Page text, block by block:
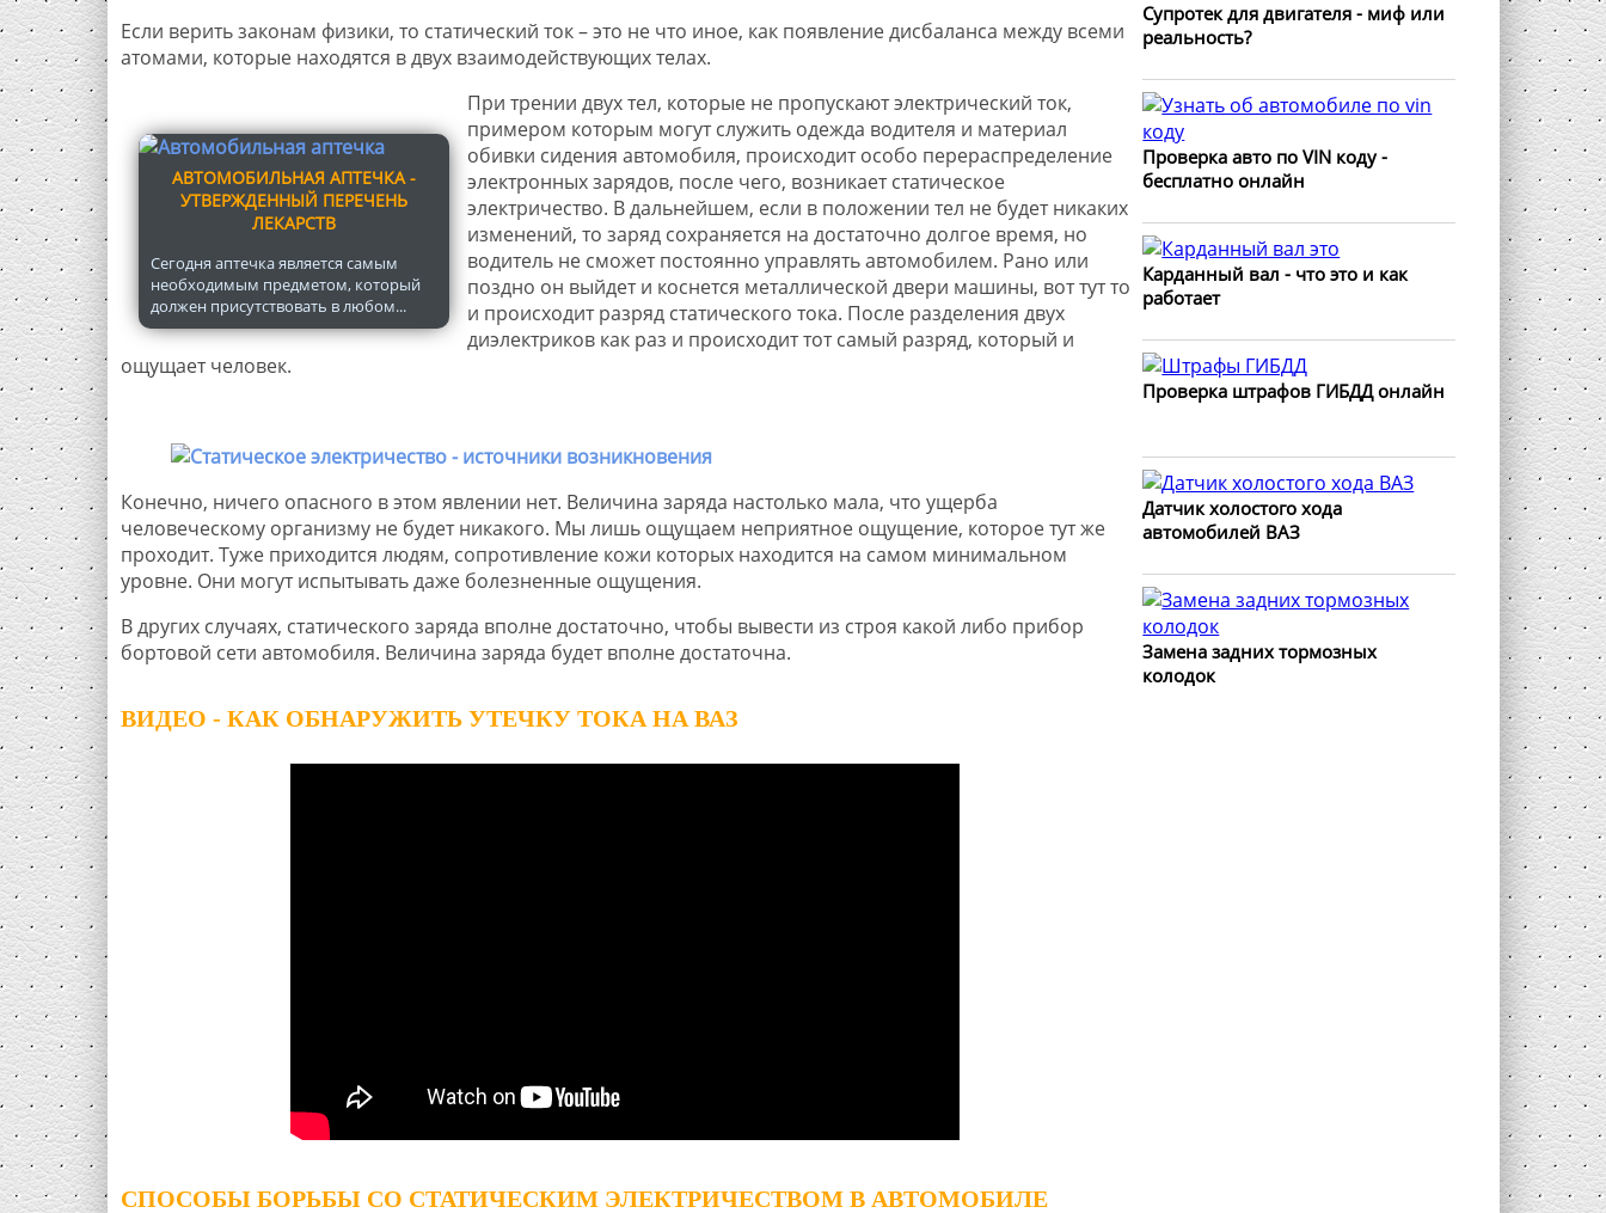
Если верить законам физики, то статический ток – это не что иное, как появление дисбаланса между всеми
атомами, которые находятся в двух взаимодействующих телах.
АВТОМОБИЛЬНАЯ АПТЕЧКА -
УТВЕРЖДЕННЫЙ ПЕРЕЧЕНЬ
ЛЕКАРСТВ
Сегодня аптечка является самым
необходимым предметом, который
должен присутствовать в любом...
При трении двух тел, которые не пропускают электрический ток,
примером которым могут служить одежда водителя и материал
обивки сидения автомобиля, происходит особо перераспределение
электронных зарядов, после чего, возникает статическое
электричество. В дальнейшем, если в положении тел не будет никаких
изменений, то заряд сохраняется на достаточно долгое время, но
водитель не сможет постоянно управлять автомобилем. Рано или
поздно он выйдет и коснется металлической двери машины, вот тут то
и происходит разряд статического тока. После разделения двух
диэлектриков как раз и происходит тот самый разряд, который и
ощущает человек.
Конечно, ничего опасного в этом явлении нет. Величина заряда настолько мала, что ущерба
человеческому организму не будет никакого. Мы лишь ощущаем неприятное ощущение, которое тут же
проходит. Туже приходится людям, сопротивление кожи которых находится на самом минимальном
уровне. Они могут испытывать даже болезненные ощущения.
В других случаях, статического заряда вполне достаточно, чтобы вывести из строя какой либо прибор
бортовой сети автомобиля. Величина заряда будет вполне достаточна.
ВИДЕО - КАК ОБНАРУЖИТЬ УТЕЧКУ ТОКА НА ВАЗ
СПОСОБЫ БОРЬБЫ СО СТАТИЧЕСКИМ ЭЛЕКТРИЧЕСТВОМ В АВТОМОБИЛЕ
Супротек для двигателя - миф или
реальность?
Проверка авто по VIN коду -
бесплатно онлайн
Карданный вал - что это и как
работает
Проверка штрафов ГИБДД онлайн
Датчик холостого хода
автомобилей ВАЗ
Замена задних тормозных
колодок